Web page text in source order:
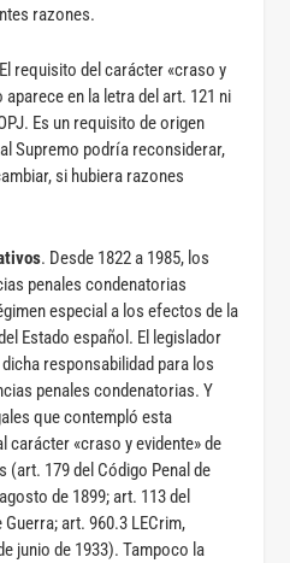
razones.
requisito del carácter «craso y
en la letra del art. 121 ni
Es un requisito de origen
Supremo podría reconsiderar,
si hubiera razones
. Desde 1822 a 1985, los
penales condenatorias
especial a los efectos de la
Estado español. El legislador
responsabilidad para los
penales condenatorias. Y
que contempló esta
carácter «craso y evidente» de
179 del Código Penal de
de 1899; art. 113 del
art. 960.3 LECrim,
junio de 1933). Tampoco la